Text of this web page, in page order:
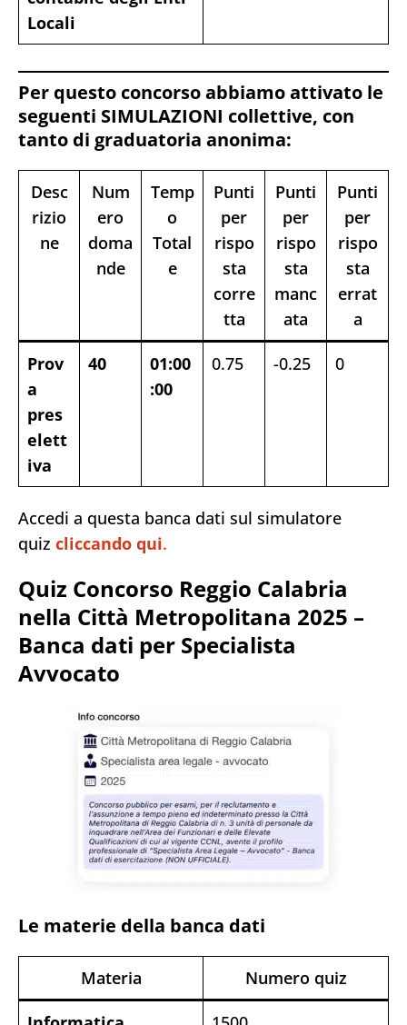
Locali
Per questo concorso abbiamo attivato le
seguenti SIMULAZIONI collettive, con
tanto di graduatoria anonima:
Desc
rizio
ne
Num
ero
doma
nde
Temp
o
Total
e
Punti
per
rispo
sta
corre
tta
Punti
per
rispo
sta
manc
ata
Punti
per
rispo
sta
errat
a
Prov
a
pres
elett
iva
40
01:00
:00
0.75 -0.25 0
Accedi a questa banca dati sul simulatore
quiz cliccando qui.
Quiz Concorso Reggio Calabria
nella Città Metropolitana 2025 –
Banca dati per Specialista
Avvocato
Le materie della banca dati
Materia Numero quiz